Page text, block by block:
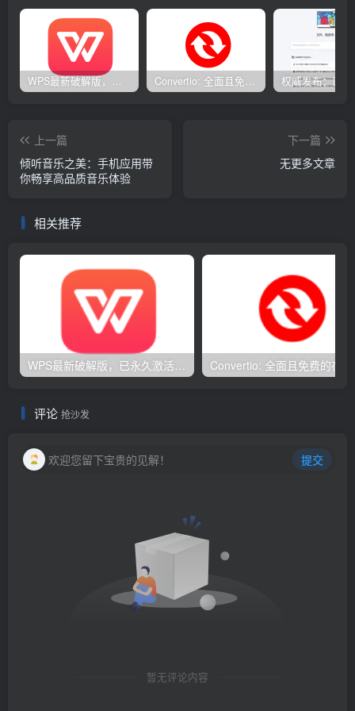
WPS最新破解版，已永久激活，无限制使用！ Convertio: 全面且免费的在线文件转换工具
上一篇
倾听音乐之美：手机应用带
你畅享高品质音乐体验
下一篇
无更多文章
相关推荐
WPS最新破解版，已永久激活，无限制使用！
评论 抢沙发
欢迎您留下宝贵的见解！ 提交
暂无评论内容